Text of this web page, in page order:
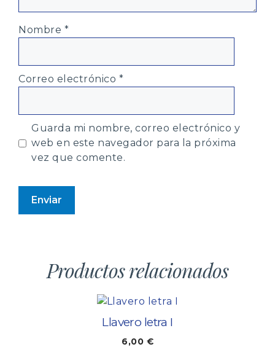
Nombre *
Correo electrónico *
Guarda mi nombre, correo electrónico y
web en este navegador para la próxima
vez que comente.
Productos relacionados
Llavero letra I
6,00 €